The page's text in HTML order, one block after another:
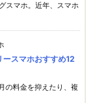
スマホ。近年、スマホ
スマホおすすめ12
の料金を抑えたり、複